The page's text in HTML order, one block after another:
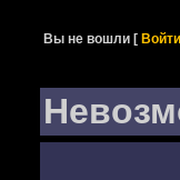
Вы не вошли [Войти